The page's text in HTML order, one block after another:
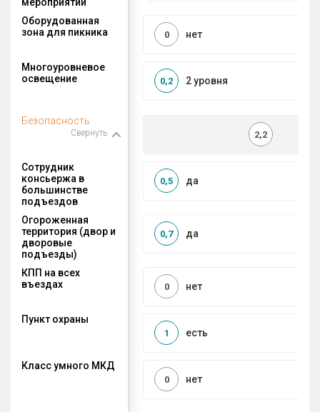
Оборудованная
зона для пикника
нет
0
Многоуровневое
освещение
2 уровня
0,2
Безопасность
Свернуть 2,2
Сотрудник
консьержа в
большинстве
подъездов
да
0,5
Огороженная
территория (двор и
дворовые
подъезды)
да
0,7
КПП на всех
въездах
нет
0
Пункт охраны
есть
1
Класс умного МКД
нет
0